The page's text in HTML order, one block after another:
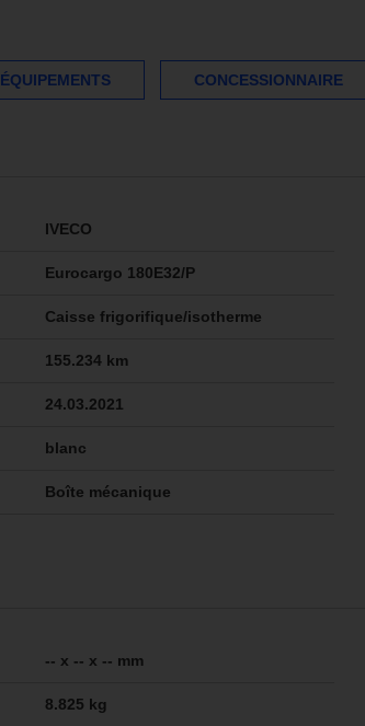
ÉQUIPEMENTS CONCESSIONNAIRE
IVECO
Eurocargo 180E32/P
Caisse frigorifique/isotherme
155.234 km
24.03.2021
blanc
Boîte mécanique
-- x -- x -- mm
8.825 kg